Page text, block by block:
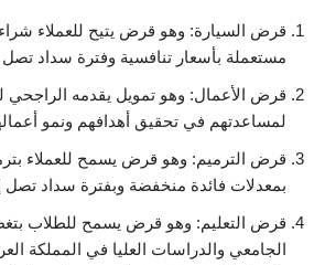
قرض السيارة: وهو قرض يتيح للعملاء
مستعملة بأسعار تنافسية وفترة سداد تصل إلى 7
قرض الأعمال: وهو تمويل يقدمه الراجحي
لمساعدتهم في تحقيق أهدافهم ونمو
قرض الترميم: وهو قرض يسمح للعملاء
بمعدلات فائدة منخفضة وبفترة سداد تصل إلى
قرض التعليم: وهو قرض يسمح للطلاب
الجامعي والدراسات العليا في المملكة